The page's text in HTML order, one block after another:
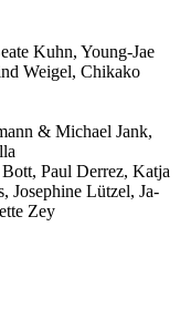
Kuhn, Young-Jae
Weigel, Chikako
& Michael Jank,
Paul Derrez, Katja
Josephine Lützel, Ja-
Zey